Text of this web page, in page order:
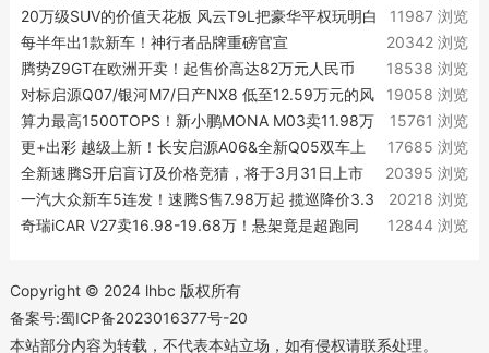
维越级实力律动上市
20万级SUV的价值天花板 风云T9L把豪华平权玩明白
了
11987 浏览
每半年出1款新车！神行者品牌重磅官宣
20342 浏览
腾势Z9GT在欧洲开卖！起售价高达82万元人民币
18538 浏览
对标启源Q07/银河M7/日产NX8 低至12.59万元的风
云T9L超了谁的车？
19058 浏览
算力最高1500TOPS！新小鹏MONA M03卖11.98万
起
15761 浏览
更+出彩 越级上新！长安启源A06&全新Q05双车上
新实力越级
17685 浏览
全新速腾S开启盲订及价格竞猜，将于3月31日上市
20395 浏览
一汽大众新车5连发！速腾S售7.98万起 揽巡降价3.3
万
20218 浏览
奇瑞iCAR V27卖16.98-19.68万！悬架竟是超跑同
12844 浏览
Copyright © 2024 lhbc 版权所有
备案号:蜀ICP备2023016377号-20
本站部分内容为转载，不代表本站立场，如有侵权请联系处理。